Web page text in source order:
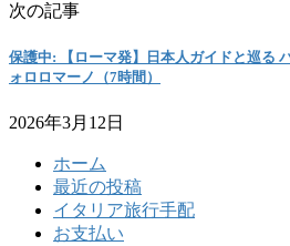
次の記事
保護中: 【ローマ発】日本人ガイドと巡る
ォロロマーノ（7時間）
2026年3月12日
ホーム
最近の投稿
イタリア旅行手配
お支払い